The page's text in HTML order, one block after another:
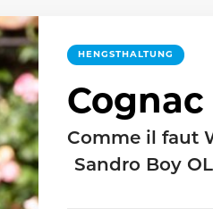
HENGSTHALTUNG
Cognac
Comme il faut
Sandro Boy